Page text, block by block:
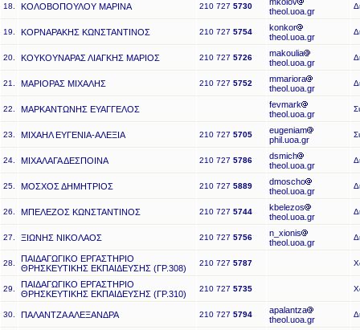
18. ΚΟΛΟΒΟΠΟΥΛΟΥ ΜΑΡΙΝΑ 210 727 5730
theol.uoa.gr
19. ΚΟΡΝΑΡΑΚΗΣ ΚΩΝΣΤΑΝΤΙΝΟΣ 210 727 5754
konkor
theol.uoa.gr
20. ΚΟΥΚΟΥΝΑΡΑΣ ΛΙΑΓΚΗΣ ΜΑΡΙΟΣ 210 727 5726
makoulia
theol.uoa.gr
21. ΜΑΡΙΟΡΑΣ ΜΙΧΑΛΗΣ 210 727 5752
mmariora
theol.uoa.gr
22. ΜΑΡΚΑΝΤΩΝΗΣ ΕΥΑΓΓΕΛΟΣ
fevmark
theol.uoa.gr
23. ΜΙΧΑΗΛ ΕΥΓΕΝΙΑ-ΑΛΕΞΙΑ 210 727 5705
eugeniam
phil.uoa.gr
24. ΜΙΧΑΛΑΓΑ ΔΕΣΠΟΙΝΑ 210 727 5786
dsmich
theol.uoa.gr
25. ΜΟΣΧΟΣ ΔΗΜΗΤΡΙΟΣ 210 727 5889
dmoscho
theol.uoa.gr
26. ΜΠΕΛΕΖΟΣ ΚΩΝΣΤΑΝΤΙΝΟΣ 210 727 5744
kbelezos
theol.uoa.gr
27. ΞΙΩΝΗΣ ΝΙΚΟΛΑΟΣ 210 727 5756
n_xionis
theol.uoa.gr
28.
ΠΑΙΔΑΓΩΓΙΚΟ ΕΡΓΑΣΤΗΡΙΟ
ΘΡΗΣΚΕΥΤΙΚΗΣ ΕΚΠΑΙΔΕΥΣΗΣ (ΓΡ.308)
210 727 5787
29.
ΠΑΙΔΑΓΩΓΙΚΟ ΕΡΓΑΣΤΗΡΙΟ
ΘΡΗΣΚΕΥΤΙΚΗΣ ΕΚΠΑΙΔΕΥΣΗΣ (ΓΡ.310)
210 727 5735
30. ΠΑΛΑΝΤΖΑ ΑΛΕΞΑΝΔΡΑ 210 727 5794
apalantza
theol.uoa.gr